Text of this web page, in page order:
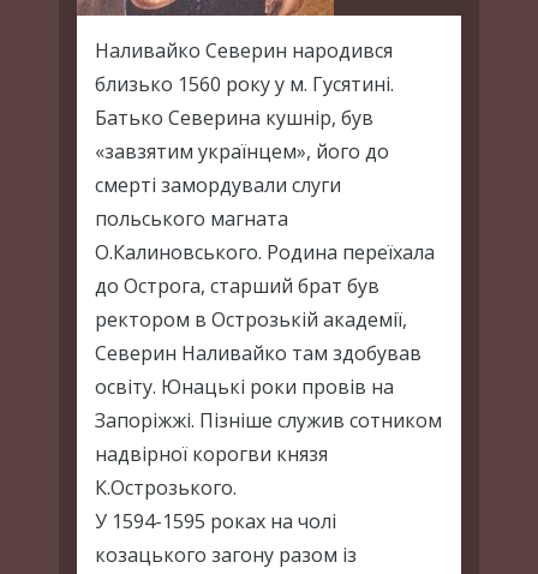
Наливайко Северин народився
близько 1560 року у м. Гусятині.
Батько Северина кушнір, був
«завзятим українцем», його до
смерті замордували слуги
польського магната
О.Калиновського. Родина переїхала
до Острога, старший брат був
ректором в Острозькій академії,
Северин Наливайко там здобував
освіту. Юнацькі роки провів на
Запоріжжі. Пізніше служив сотником
надвірної корогви князя
К.Острозького.
У 1594-1595 роках на чолі
козацького загону разом із